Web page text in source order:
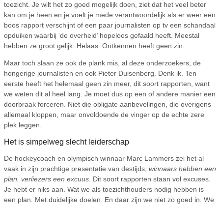
toezicht. Je wilt het zo goed mogelijk doen, ziet dat het veel beter
kan om je heen en je voelt je mede verantwoordelijk als er weer een
boos rapport verschijnt of een paar journalisten op tv een schandaal
opduiken waarbij ‘de overheid’ hopeloos gefaald heeft. Meestal
hebben ze groot gelijk. Helaas. Ontkennen heeft geen zin.
Maar toch slaan ze ook de plank mis, al deze onderzoekers, de
hongerige journalisten en ook Pieter Duisenberg. Denk ik. Ten
eerste heeft het helemaal geen zin meer, dit soort rapporten, want
we weten dit al heel lang. Je moet dus op een of andere manier een
doorbraak forceren. Niet die obligate aanbevelingen, die overigens
allemaal kloppen, maar onvoldoende de vinger op de echte zere
plek leggen.
Het is simpelweg slecht leiderschap
De hockeycoach en olympisch winnaar Marc Lammers zei het al
vaak in zijn prachtige presentatie van destijds; winnaars hebben een
plan, verliezers een excuus . Dit soort rapporten staan vol excuses.
Je hebt er niks aan. Wat we als toezichthouders nodig hebben is
een plan. Met duidelijke doelen. En daar zijn we niet zo goed in. We